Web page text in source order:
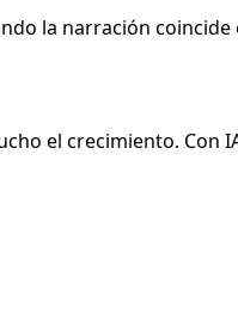
la narración
el crecimiento. Con